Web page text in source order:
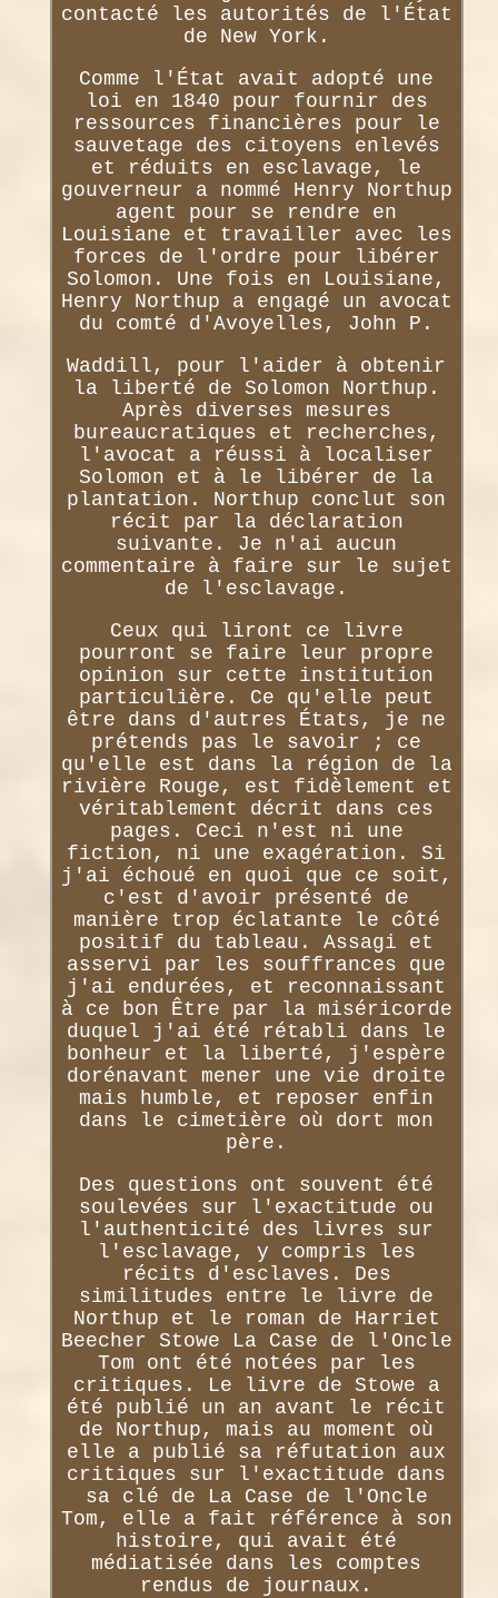
contacté les autorités de l'État
de New York.
Comme l'État avait adopté une
loi en 1840 pour fournir des
ressources financières pour le
sauvetage des citoyens enlevés
et réduits en esclavage, le
gouverneur a nommé Henry Northup
agent pour se rendre en
Louisiane et travailler avec les
forces de l'ordre pour libérer
Solomon. Une fois en Louisiane,
Henry Northup a engagé un avocat
du comté d'Avoyelles, John P.
Waddill, pour l'aider à obtenir
la liberté de Solomon Northup.
Après diverses mesures
bureaucratiques et recherches,
l'avocat a réussi à localiser
Solomon et à le libérer de la
plantation. Northup conclut son
récit par la déclaration
suivante. Je n'ai aucun
commentaire à faire sur le sujet
de l'esclavage.
Ceux qui liront ce livre
pourront se faire leur propre
opinion sur cette institution
particulière. Ce qu'elle peut
être dans d'autres États, je ne
prétends pas le savoir ; ce
qu'elle est dans la région de la
rivière Rouge, est fidèlement et
véritablement décrit dans ces
pages. Ceci n'est ni une
fiction, ni une exagération. Si
j'ai échoué en quoi que ce soit,
c'est d'avoir présenté de
manière trop éclatante le côté
positif du tableau. Assagi et
asservi par les souffrances que
j'ai endurées, et reconnaissant
à ce bon Être par la miséricorde
duquel j'ai été rétabli dans le
bonheur et la liberté, j'espère
dorénavant mener une vie droite
mais humble, et reposer enfin
dans le cimetière où dort mon
père.
Des questions ont souvent été
soulevées sur l'exactitude ou
l'authenticité des livres sur
l'esclavage, y compris les
récits d'esclaves. Des
similitudes entre le livre de
Northup et le roman de Harriet
Beecher Stowe La Case de l'Oncle
Tom ont été notées par les
critiques. Le livre de Stowe a
été publié un an avant le récit
de Northup, mais au moment où
elle a publié sa réfutation aux
critiques sur l'exactitude dans
sa clé de La Case de l'Oncle
Tom, elle a fait référence à son
histoire, qui avait été
médiatisée dans les comptes
rendus de journaux.